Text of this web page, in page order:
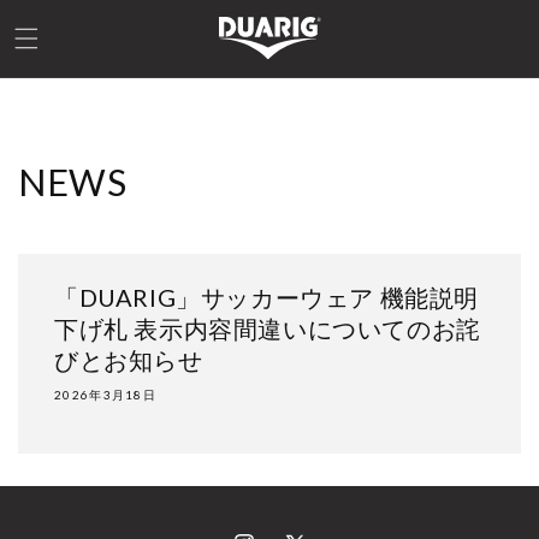
ンツに
進む
NEWS
「DUARIG」サッカーウェア 機能説明
下げ札 表示内容間違いについてのお詫
びとお知らせ
2026年3月18日